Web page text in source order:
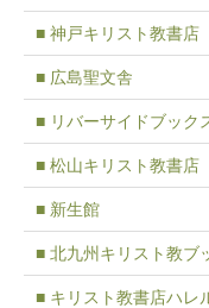
■ 神戸キリスト教書店
■ 広島聖文舎
■ リバーサイドブック
■ 松山キリスト教書店
■ 新生館
■ 北九州キリスト教ブ
■ キリスト教書店ハレ